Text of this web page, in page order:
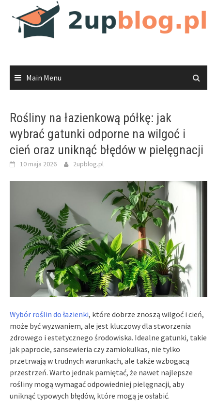
content
Main Menu
Rośliny na łazienkową półkę: jak
wybrać gatunki odporne na wilgoć i
cień oraz uniknąć błędów w pielęgnacji
10 maja 2026 2upblog.pl
Wybór roślin do łazienki, które dobrze znoszą wilgoć i cień,
może być wyzwaniem, ale jest kluczowy dla stworzenia
zdrowego i estetycznego środowiska. Idealne gatunki, takie
jak paprocie, sansewieria czy zamiokulkas, nie tylko
przetrwają w trudnych warunkach, ale także wzbogacą
przestrzeń. Warto jednak pamiętać, że nawet najlepsze
rośliny mogą wymagać odpowiedniej pielęgnacji, aby
uniknąć typowych błędów, które mogą je osłabić.